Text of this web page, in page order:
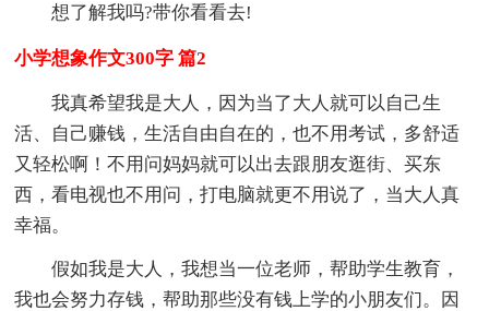
想了解我吗?带你看看去!
小学想象作文300字 篇2
我真希望我是大人，因为当了大人就可以自己生
活、自己赚钱，生活自由自在的，也不用考试，多舒适
又轻松啊！不用问妈妈就可以出去跟朋友逛街、买东
西，看电视也不用问，打电脑就更不用说了，当大人真
幸福。
假如我是大人，我想当一位老师，帮助学生教育，
我也会努力存钱，帮助那些没有钱上学的小朋友们。因